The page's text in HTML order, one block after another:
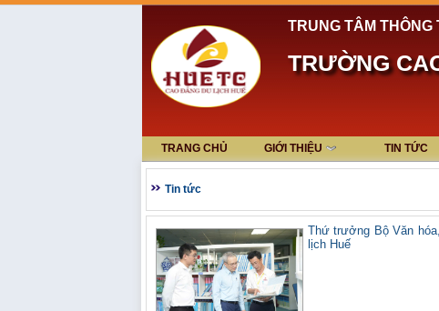
TRUNG TÂM
TRƯỜNG
TRANG CHỦ GIỚI THIỆU TIN TỨC
Tin tức
Thứ trưởng Bộ Văn
lịch Huế